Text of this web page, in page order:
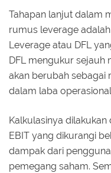
Tahapan lanjut dalam
rumus leverage
Leverage atau DFL
DFL mengukur sejauh
akan berubah sebagai
dalam laba
Kalkulasinya
EBIT yang dikurangi
dampak dari
pemegang saham.